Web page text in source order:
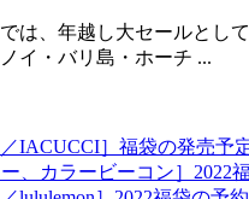
は、年越し大セールとし
イ・バリ島・ホーチ ...
／IACUCCI］福袋の発売予
ー、カラービーコン］